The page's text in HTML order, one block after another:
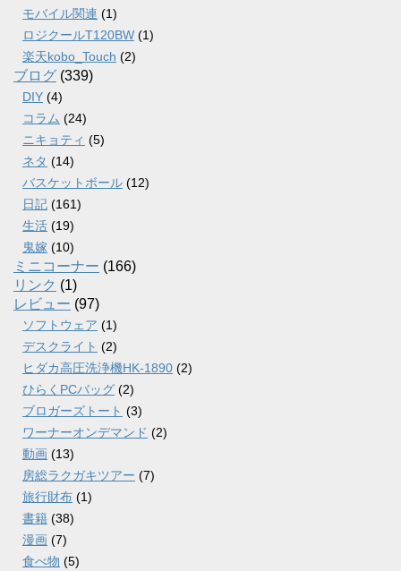
モバイル関連 (1)
ロジクールT120BW (1)
楽天kobo_Touch (2)
ブログ (339)
DIY (4)
コラム (24)
ニキョティ (5)
ネタ (14)
バスケットボール (12)
日記 (161)
生活 (19)
鬼嫁 (10)
ミニコーナー (166)
リンク (1)
レビュー (97)
ソフトウェア (1)
デスクライト (2)
ヒダカ高圧洗浄機HK-1890 (2)
ひらくPCバッグ (2)
ブロガーズトート (3)
ワーナーオンデマンド (2)
動画 (13)
房総ラクガキツアー (7)
旅行財布 (1)
書籍 (38)
漫画 (7)
食べ物 (5)